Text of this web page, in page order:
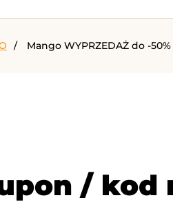
Mango WYPRZEDAŻ do -50%
/ kod